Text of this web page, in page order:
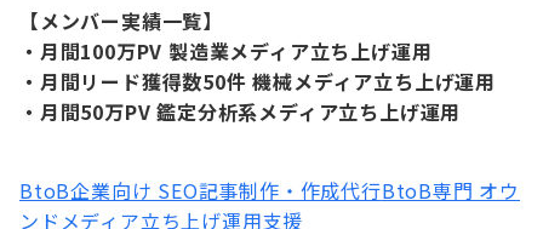
【メンバー実績一覧】
・月間100万PV 製造業メディア立ち上げ運用
・月間リード獲得数50件 機械メディア立ち上げ運用
・月間50万PV 鑑定分析系メディア立ち上げ運用
BtoB企業向け SEO記事制作・作成代行BtoB専門 オウ
ンドメディア立ち上げ運用支援